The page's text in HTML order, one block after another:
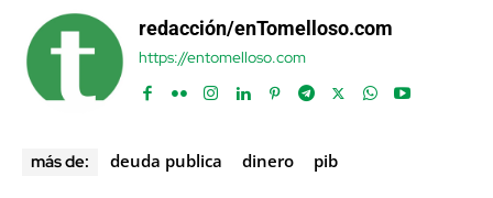
redacción/enTomelloso.com
https://entomelloso.com
más de: deuda publica dinero pib